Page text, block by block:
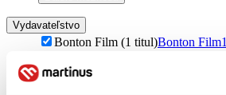
Vydavateľstvo
Bonton Film (1 titul)Bonton Film1
Zúžiť výber